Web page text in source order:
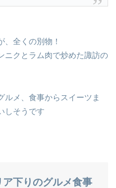
、全くの別物！
ニクとラム肉で炒めた諏訪の
ルメ、食事からスイーツま
しそうです
下りのグルメ食事